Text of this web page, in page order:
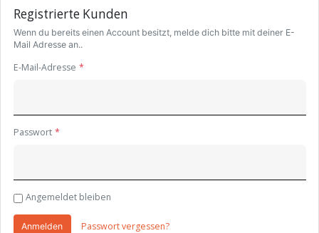
Registrierte Kunden
Wenn du bereits einen Account besitzt, melde dich bitte mit deiner E-
Mail Adresse an..
E-Mail-Adresse
Passwort
Angemeldet bleiben
Anmelden Passwort vergessen?